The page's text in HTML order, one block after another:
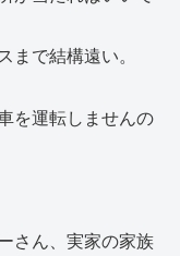
で結構遠い。
を運転しませんの
さん、実家の家族